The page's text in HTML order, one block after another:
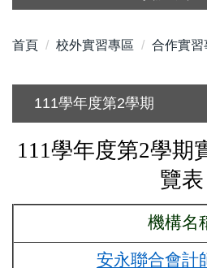
活動相簿 校外
校友交流 表單
首頁 校外實習專區 合作實習
111學年度第2學期
111學年度第2學期
覽表
機構名
安永聯合會計